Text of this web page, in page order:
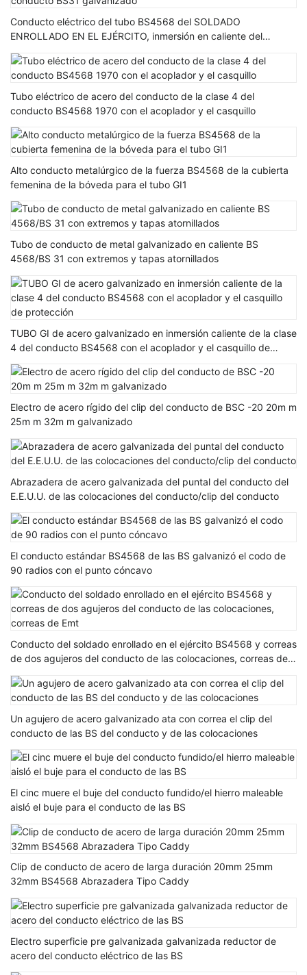
Conducto eléctrico del tubo BS4568 del SOLDADO
ENROLLADO EN EL EJÉRCITO, inmersión en caliente del
Tubo eléctrico de acero del conducto de la clase 4 del
conducto BS4568 1970 con el acoplador y el casquillo
Alto conducto metalúrgico de la fuerza BS4568 de la cubierta
femenina de la bóveda para el tubo GI1
Tubo de conducto de metal galvanizado en caliente BS
4568/BS 31 con extremos y tapas atornillados
TUBO GI de acero galvanizado en inmersión caliente de la clase
4 del conducto BS4568 con el acoplador y el casquillo de
protección
Electro de acero rígido del clip del conducto de BSC -20 20m m
25m m 32m m galvanizado
Abrazadera de acero galvanizada del puntal del conducto del
E.E.U.U. de las colocaciones del conducto/clip del conducto
El conducto estándar BS4568 de las BS galvanizó el codo de
90 radios con el punto cóncavo
Conducto del soldado enrollado en el ejército BS4568 y correas
de dos agujeros del conducto de las colocaciones, correas de
Un agujero de acero galvanizado ata con correa el clip del
conducto de las BS del conducto y de las colocaciones
El cinc muere el buje del conducto fundido/el hierro maleable
aisló el buje para el conducto de las BS
Clip de conducto de acero de larga duración 20mm 25mm
32mm BS4568 Abrazadera Tipo Caddy
Electro superficie pre galvanizada galvanizada reductor de
acero del conducto eléctrico de las BS